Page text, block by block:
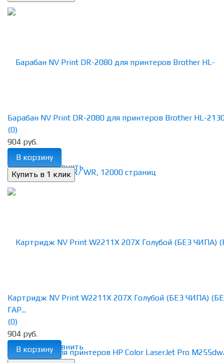
избранное сравнить
Барабан NV Print DR-2080 для принтеров Brother HL-
(0)
904 руб.
В корзину
избранное сравнить
Картридж NV Print W2211X 207X Голубой (БЕЗ ЧИПА)
ГАР...
(0)
904 руб.
В корзину